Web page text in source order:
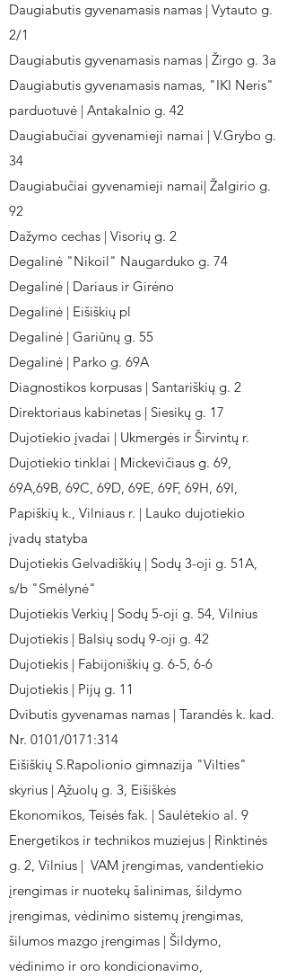
Daugiabutis gyvenamasis namas | Vytauto g.
2/1
Daugiabutis gyvenamasis namas | Žirgo g. 3a
Daugiabutis gyvenamasis namas, "IKI Neris"
parduotuvė | Antakalnio g. 42
Daugiabučiai gyvenamieji namai | V.Grybo g.
34
Daugiabučiai gyvenamieji namai| Žalgirio g.
92
Dažymo cechas | Visorių g. 2
Degalinė "Nikoil" Naugarduko g. 74
Degalinė | Dariaus ir Girėno
Degalinė | Eišiškių pl
Degalinė | Gariūnų g. 55
Degalinė | Parko g. 69A
Diagnostikos korpusas | Santariškių g. 2
Direktoriaus kabinetas | Siesikų g. 17
Dujotiekio įvadai | Ukmergės ir Širvintų r.
Dujotiekio tinklai | Mickevičiaus g. 69,
69A,69B, 69C, 69D, 69E, 69F, 69H, 69I,
Papiškių k., Vilniaus r. | Lauko dujotiekio
įvadų statyba
Dujotiekis Gelvadiškių | Sodų 3-oji g. 51A,
s/b "Smėlynė"
Dujotiekis Verkių | Sodų 5-oji g. 54, Vilnius
Dujotiekis | Balsių sodų 9-oji g. 42
Dujotiekis | Fabijoniškių g. 6-5, 6-6
Dujotiekis | Pijų g. 11
Dvibutis gyvenamas namas | Tarandės k. kad.
Nr. 0101/0171:314
Eišiškių S.Rapolionio gimnazija "Vilties"
skyrius | Ąžuolų g. 3, Eišiškės
Ekonomikos, Teisės fak. | Saulėtekio al. 9
Energetikos ir technikos muziejus | Rinktinės
g. 2, Vilnius | VAM įrengimas, vandentiekio
įrengimas ir nuotekų šalinimas, šildymo
įrengimas, vėdinimo sistemų įrengimas,
šilumos mazgo įrengimas | Šildymo,
vėdinimo ir oro kondicionavimo,